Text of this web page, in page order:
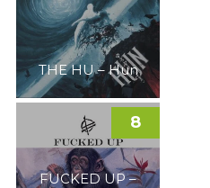
THE HU – Hun
FUCKED UP –
8